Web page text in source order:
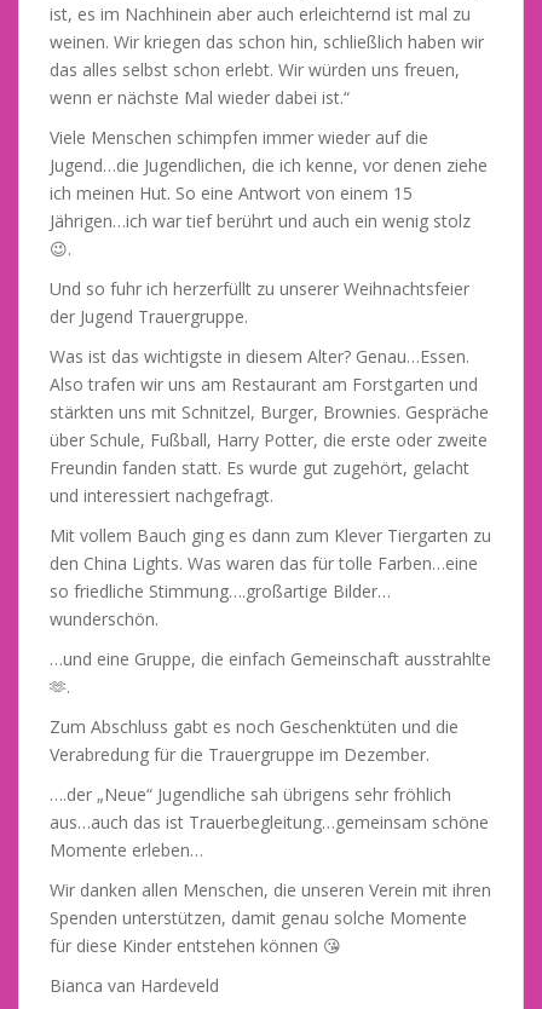
ist, es im Nachhinein aber auch erleichternd ist mal zu
weinen. Wir kriegen das schon hin, schließlich haben wir
das alles selbst schon erlebt. Wir würden uns freuen,
wenn er nächste Mal wieder dabei ist.“
Viele Menschen schimpfen immer wieder auf die
Jugend…die Jugendlichen, die ich kenne, vor denen ziehe
ich meinen Hut. So eine Antwort von einem 15
Jährigen…ich war tief berührt und auch ein wenig stolz
😉.
Und so fuhr ich herzerfüllt zu unserer Weihnachtsfeier
der Jugend Trauergruppe.
Was ist das wichtigste in diesem Alter? Genau…Essen.
Also trafen wir uns am Restaurant am Forstgarten und
stärkten uns mit Schnitzel, Burger, Brownies. Gespräche
über Schule, Fußball, Harry Potter, die erste oder zweite
Freundin fanden statt. Es wurde gut zugehört, gelacht
und interessiert nachgefragt.
Mit vollem Bauch ging es dann zum Klever Tiergarten zu
den China Lights. Was waren das für tolle Farben…eine
so friedliche Stimmung….großartige Bilder…
wunderschön.
…und eine Gruppe, die einfach Gemeinschaft ausstrahlte
🫶.
Zum Abschluss gabt es noch Geschenktüten und die
Verabredung für die Trauergruppe im Dezember.
….der „Neue“ Jugendliche sah übrigens sehr fröhlich
aus…auch das ist Trauerbegleitung…gemeinsam schöne
Momente erleben…
Wir danken allen Menschen, die unseren Verein mit ihren
Spenden unterstützen, damit genau solche Momente
für diese Kinder entstehen können 😘
Bianca van Hardeveld